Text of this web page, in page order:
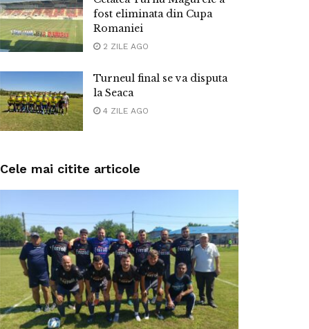
fost eliminata din Cupa
Romaniei
2 ZILE AGO
Turneul final se va disputa
la Seaca
4 ZILE AGO
Cele mai citite articole